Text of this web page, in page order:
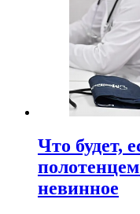
Что будет,
невинное